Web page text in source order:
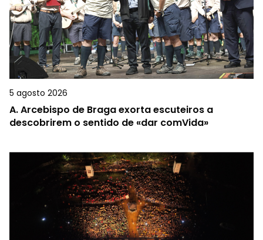
5 agosto 2026
A.Arcebispo de Braga exorta escuteiros a
descobrirem o sentido de «dar comVida»